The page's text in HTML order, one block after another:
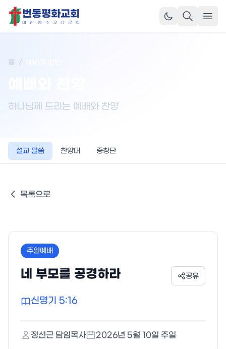
번동평화교회
대 한 예 수 교 장 로 회
메뉴
홈 /
하나님께 드리는 예배와 찬양
설교 말씀 찬양대 중창단
목록으로
주일예배
네 부모를 공경하라 공유
신명기 5:16
정선근 담임목사 2026년 5월 10일 주일